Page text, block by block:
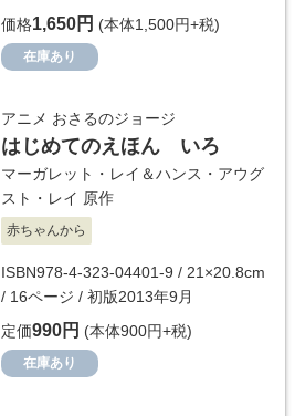
価格1,650円 (本体1,500円+税)
在庫あり
アニメ おさるのジョージ
はじめてのえほん いろ
マーガレット・レイ＆ハンス・アウグ
スト・レイ 原作
赤ちゃんから
ISBN978-4-323-04401-9 / 21×20.8cm
/ 16ページ / 初版2013年9月
定価990円 (本体900円+税)
在庫あり